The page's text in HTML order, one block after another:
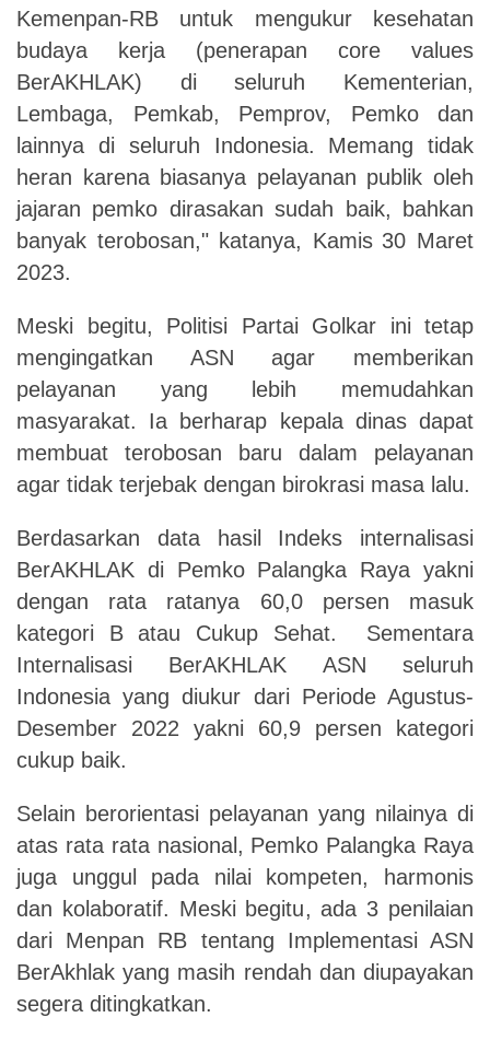
Kemenpan-RB untuk mengukur kesehatan
budaya kerja (penerapan core values
BerAKHLAK) di seluruh Kementerian,
Lembaga, Pemkab, Pemprov, Pemko dan
lainnya di seluruh Indonesia.
Memang tidak
heran karena biasanya pelayanan publik oleh
jajaran pemko dirasakan sudah baik, bahkan
banyak terobosan," katanya, Kamis 30 Maret
2023.
Meski begitu, Politisi Partai Golkar ini tetap
mengingatkan ASN agar memberikan
pelayanan yang lebih memudahkan
masyarakat. Ia berharap kepala dinas dapat
membuat terobosan baru dalam pelayanan
agar tidak terjebak dengan birokrasi masa lalu.
Berdasarkan data hasil Indeks internalisasi
BerAKHLAK di Pemko Palangka Raya yakni
dengan rata ratanya 60,0 persen masuk
kategori B atau Cukup Sehat. Sementara
Internalisasi BerAKHLAK ASN seluruh
Indonesia yang diukur dari Periode Agustus-
Desember 2022 yakni 60,9 persen kategori
cukup baik.
Selain berorientasi pelayanan yang nilainya di
atas rata rata nasional, Pemko Palangka Raya
juga unggul pada nilai kompeten, harmonis
dan kolaboratif. Meski begitu, ada 3 penilaian
dari Menpan RB tentang Implementasi ASN
BerAkhlak yang masih rendah dandiupayakan
segera ditingkatkan.